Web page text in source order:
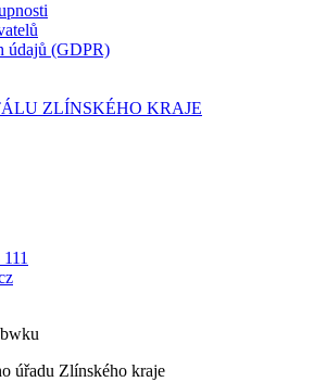
údajů (GDPR)
ZLÍNSKÉHO KRAJE
úřadu Zlínského kraje